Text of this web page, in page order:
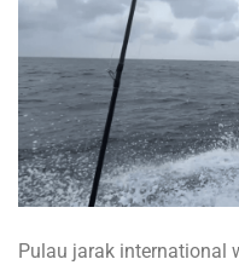
Pulau jarak international